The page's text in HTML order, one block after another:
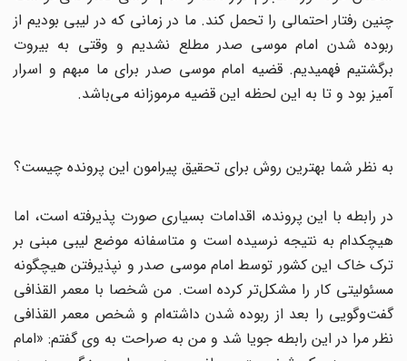
چنین رفتار احتمالی را تحمل کند. ما در زمانی که در لیبی بودیم از
ربوده شدن امام موسی صدر مطلع نشدیم و وقتی به بیروت
برگشتیم فهمیدیم. قضیه امام موسی صدر برای ما مبهم و اسرار
آمیز بود و تا به این لحظه این قضیه مرموزانه می‌باشد.
به نظر شما بهترین روش برای تحقیق پیرامون این پرونده چیست؟
در رابطه‌ با این پرونده، اقدامات بسیاری صورت پذیرفته است، اما
هیچکدام به نتیجه نرسیده است و متاسفانه موضع لیبی مبنی بر
ترک خاک این کشور توسط امام موسی صدر و نپذیرفتن هیچگونه
مسئولیتی کار را مشکل‌تر کرده است. من شخصا با معمر القذافی
گفت‌وگویی را بعد از ربوده شدن داشته‌ام و شخص معمر القذافی
نظر مرا در این رابطه جویا شد و من به صراحت به وی گفتم: «امام